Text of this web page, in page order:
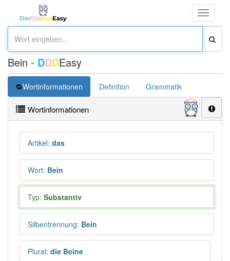
Toggle
Bein - DDDEasy
Wortinformationen Definition Grammatik
Wortinformationen
Artikel: das
Wort: Bein
Typ: Substantiv
Silbentrennung: Bein
Plural: die Beine